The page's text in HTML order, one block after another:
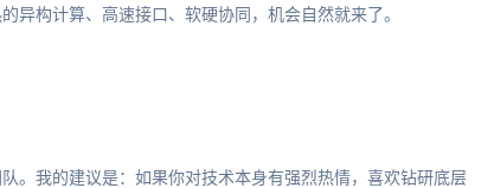
异构计算、高速接口、软硬协同，机会自然就来了。
。我的建议是：如果你对技术本身有强烈热情，喜欢钻研底层